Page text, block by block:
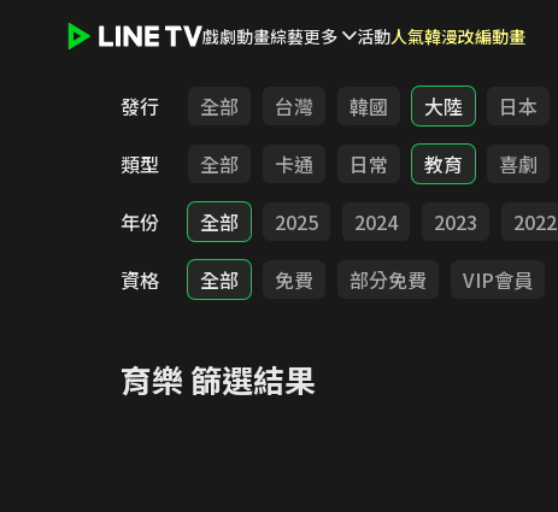
戲劇動畫綜藝更多 活動人氣韓漫改編動畫
發行 全部 台灣 韓國 大陸 日本
類型
全部 卡通 日常 教育 喜劇
年份
全部 2025 2024 2023 2022
資格
全部 免費 部分免費 VIP會員
育樂 篩選結果